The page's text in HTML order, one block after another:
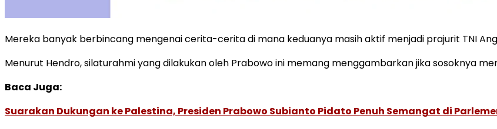
Mereka banyak berbincang mengenai cerita-cerita di mana keduanya masih aktif menjadi prajurit TNI
Menurut Hendro, silaturahmi yang dilakukan oleh Prabowo ini memang menggambarkan jika sosoknya
Baca Juga:
Suarakan Dukungan ke Palestina, Presiden Prabowo Subianto Pidato Penuh Semangat di